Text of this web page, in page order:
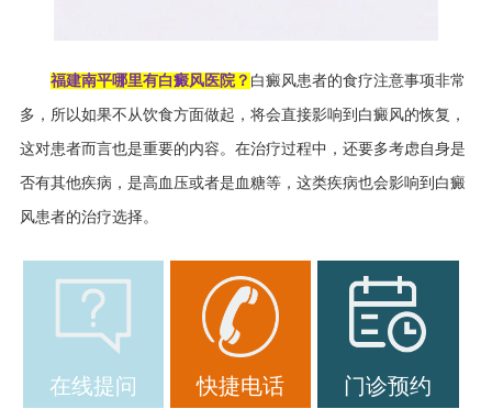
福建南平哪里有白癜风医院？ 白癜风患者的食疗注意事项非常
多，所以如果不从饮食方面做起，将会直接影响到白癜风的恢复，
这对患者而言也是重要的内容。在治疗过程中，还要多考虑自身是
否有其他疾病，是高血压或者是血糖等，这类疾病也会影响到白癜
风患者的治疗选择。
在线提问 快捷电话 门诊预约